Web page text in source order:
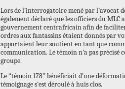
Lors de l’interrogatoire mené par l’avocat
également déclaré que les officiers du
gouvernement centrafricain afin de
ordres aux fantassins étaient donnés par
apportaient leur soutient en tant que
communication. Le témoin n’a pas
groupe.
Le ‘‘témoin 178’’ bénéficiait d’une
témoignage s’est déroulé à huis clos.